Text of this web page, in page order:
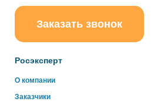
Росэксперт
О компании
Заказчики
Заказать звонок
online
Здравствуйте!
Свяжитесь с нами через